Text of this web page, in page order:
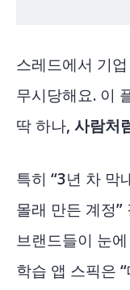
스레드에서 기
무시당해요. 이
딱 하나, 사람처
특히 “3년 차 막
몰래 만든 계정
브랜드들이 눈
학습 앱 스픽은